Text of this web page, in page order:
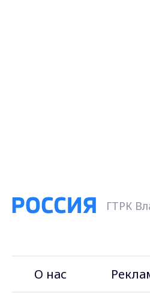
ГТРК
О нас